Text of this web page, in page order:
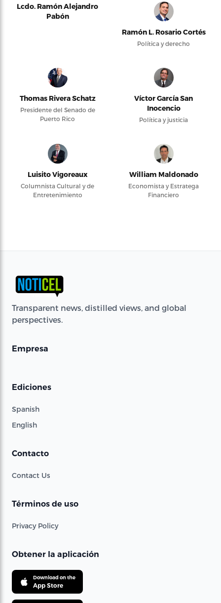
Lcdo. Ramón Alejandro
Pabón
Ramón L. Rosario Cortés
Política y derecho
Thomas Rivera Schatz
Presidente del Senado de
Puerto Rico
Víctor García San
Inocencio
Política y justicia
Luisito Vigoreaux
Columnista Cultural y de
Entretenimiento
William Maldonado
Economista y Estratega
Financiero
Transparent news, distilled views, and global
perspectives.
Empresa
Ediciones
Spanish
English
Contacto
Contact Us
Términos de uso
Privacy Policy
Obtener la aplicación
Download on the
App Store